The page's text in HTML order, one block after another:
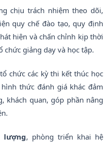
chịu trách nhiệm theo dõi,
quy chế đào tạo, quy định
hiện và chấn chỉnh kịp thời
giảng dạy và học tập.
chức các kỳ thi kết thúc học
thức đánh giá khác đảm
khách quan, góp phần nâng
lượng, phòng triển khai hệ